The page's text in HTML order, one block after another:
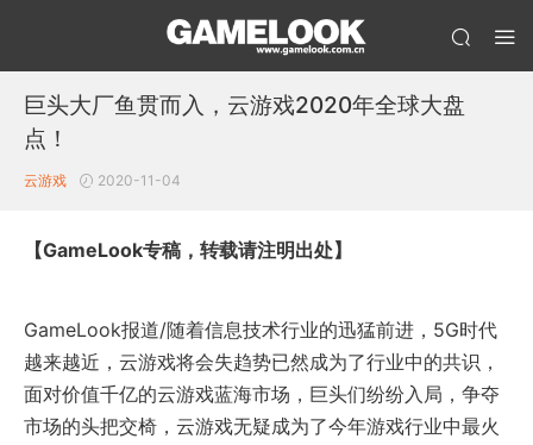
巨头大厂鱼贯而入，云游戏2020年全球大盘
点！
云游戏 2020-11-04
【GameLook专稿，转载请注明出处】
GameLook报道/随着信息技术行业的迅猛前进，5G时代
越来越近，云游戏将会失趋势已然成为了行业中的共识，
面对价值千亿的云游戏蓝海市场，巨头们纷纷入局，争夺
市场的头把交椅，云游戏无疑成为了今年游戏行业中最火